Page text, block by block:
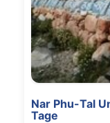
Nar Phu-Tal
Tage